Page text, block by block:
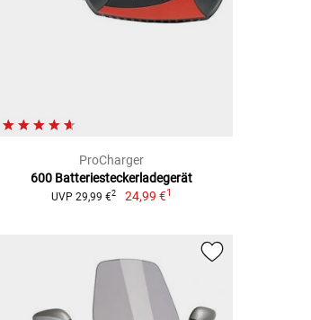
ProCharger
600 Batteriesteckerladegerät
UVP 29,99 €2 24,99 €1